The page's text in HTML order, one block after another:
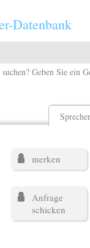
Datenbank
Geben Sie ein
merken
Anfrage
schicken